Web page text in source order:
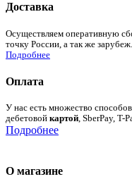
Доставка
Осуществляем оперативную
точку России, а так же
Подробнее
Оплата
У нас есть множество
дебетовой картой, SberPay, T-
Подробнее
О магазине